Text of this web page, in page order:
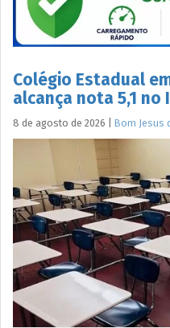
Colégio Estadual
alcança nota 5,1 no
8 de agosto de 2026 Bom Jesus